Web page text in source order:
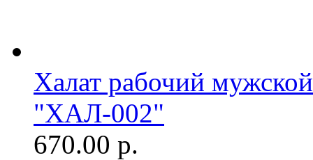
Халат рабочий
"ХАЛ-002"
670.00 р.